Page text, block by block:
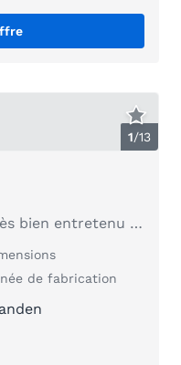
1/13
Un catamaran Topcat K1 très bien entretenu et magnifique
de fabrication